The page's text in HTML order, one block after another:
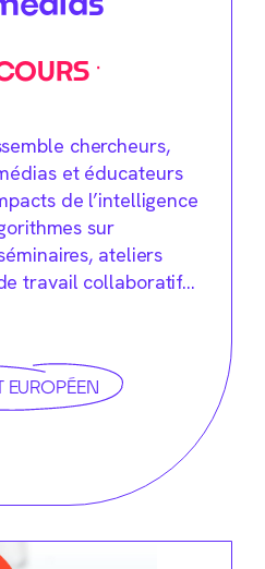
chercheurs,
et éducateurs
de l’intelligence
sur
ateliers
travail collaboratif…
EUROPÉEN